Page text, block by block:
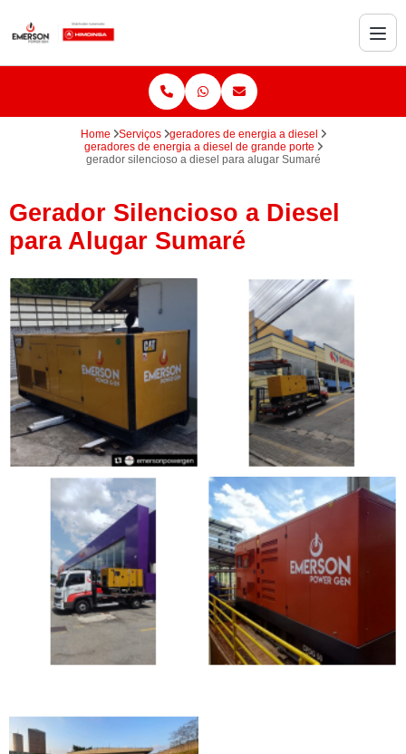
Home Serviços
geradores de energia a diesel
geradores de energia a diesel de grande porte
gerador silencioso a diesel para alugar Sumaré
Gerador Silencioso a Diesel
para Alugar Sumaré